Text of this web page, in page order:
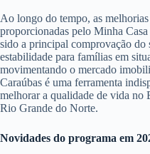
Ao longo do tempo, as
proporcionadas pelo Minha
sido a principal comprovação do
estabilidade para famílias em
movimentando o mercado
Caraúbas é uma ferramenta
melhorar a qualidade de vida no
Rio Grande do Norte.
Novidades do programa em